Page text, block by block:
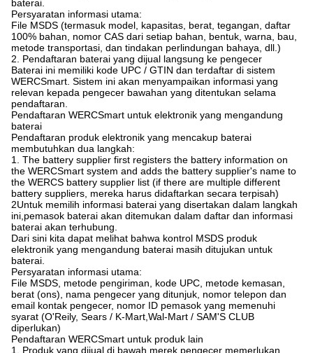
baterai.
Persyaratan informasi utama:
File MSDS (termasuk model, kapasitas, berat, tegangan, daftar
100% bahan, nomor CAS dari setiap bahan, bentuk, warna, bau,
metode transportasi, dan tindakan perlindungan bahaya, dll.)
2. Pendaftaran baterai yang dijual langsung ke pengecer
Baterai ini memiliki kode UPC / GTIN dan terdaftar di sistem
WERCSmart. Sistem ini akan menyampaikan informasi yang
relevan kepada pengecer bawahan yang ditentukan selama
pendaftaran.
Pendaftaran WERCSmart untuk elektronik yang mengandung
baterai
Pendaftaran produk elektronik yang mencakup baterai
membutuhkan dua langkah:
1. The battery supplier first registers the battery information on
the WERCSmart system and adds the battery supplier's name to
the WERCS battery supplier list (if there are multiple different
battery suppliers, mereka harus didaftarkan secara terpisah)
2Untuk memilih informasi baterai yang disertakan dalam langkah
ini,pemasok baterai akan ditemukan dalam daftar dan informasi
baterai akan terhubung.
Dari sini kita dapat melihat bahwa kontrol MSDS produk
elektronik yang mengandung baterai masih ditujukan untuk
baterai.
Persyaratan informasi utama:
File MSDS, metode pengiriman, kode UPC, metode kemasan,
berat (ons), nama pengecer yang ditunjuk, nomor telepon dan
email kontak pengecer, nomor ID pemasok yang memenuhi
syarat (O'Reily, Sears / K-Mart,Wal-Mart / SAM'S CLUB
diperlukan)
Pendaftaran WERCSmart untuk produk lain
1. Produk yang dijual di bawah merek pengecer memerlukan